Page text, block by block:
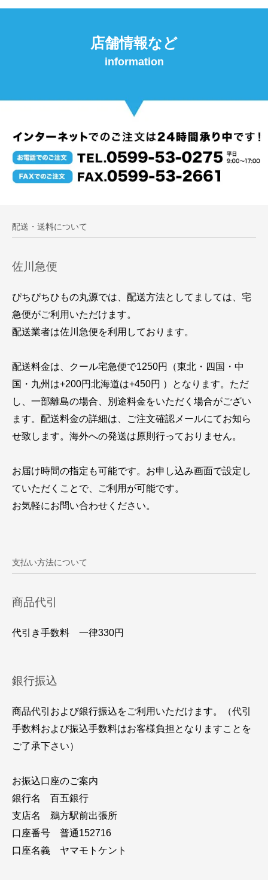
店舗情報など
information
配送・送料について
佐川急便
ぴちぴちひもの丸源では、配送方法としてましては、宅
急便がご利用いただけます。
配送業者は佐川急便を利用しております。
配送料金は、クール宅急便で1250円（東北・四国・中
国・九州は+200円北海道は+450円 ）となります。ただ
し、一部離島の場合、別途料金をいただく場合がござい
ます。配送料金の詳細は、ご注文確認メールにてお知ら
せ致します。海外への発送は原則行っておりません。
お届け時間の指定も可能です。お申し込み画面で設定し
ていただくことで、ご利用が可能です。
お気軽にお問い合わせください。
支払い方法について
商品代引
代引き手数料 一律330円
銀行振込
商品代引および銀行振込をご利用いただけます。（代引
手数料および振込手数料はお客様負担となりますことを
ご了承下さい）
お振込口座のご案内
銀行名 百五銀行
支店名 鵜方駅前出張所
口座番号 普通152716
口座名義 ヤマモトケント